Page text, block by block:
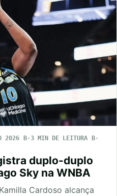
2026
3 MIN DE LEITURA
duplo-duplo
Sky na WNBA
Cardoso alcança